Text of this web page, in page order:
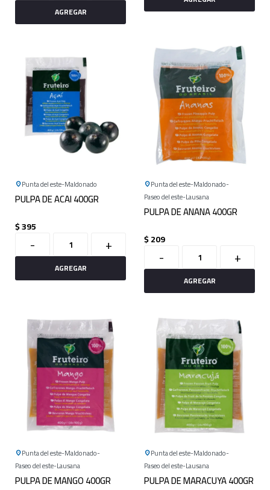
Punta del este Maldonado
PULPA DE ACAI 400GR
$395
- +
Punta del este Maldonado
Paseo del este Lausana
PULPA DE ANANA 400GR
$209
- +
Punta del este Maldonado
Paseo del este Lausana
PULPA DE MANGO 400GR
Punta del este Maldonado
Paseo del este Lausana
PULPA DE MARACUYA 400GR